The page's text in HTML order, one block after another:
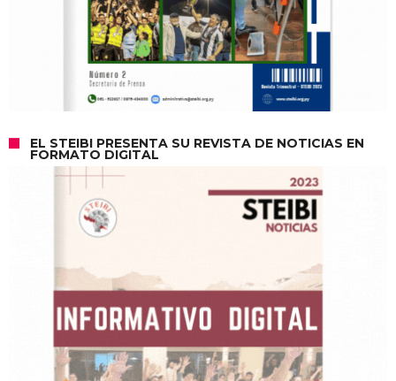
EL STEIBI PRESENTA SU REVISTA DE NOTICIAS EN
FORMATO DIGITAL